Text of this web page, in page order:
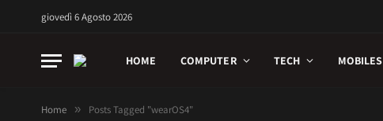
giovedì 6 Agosto 2026
HOME COMPUTER TECH MOBILES
Home » Posts Tagged "wearOS4"